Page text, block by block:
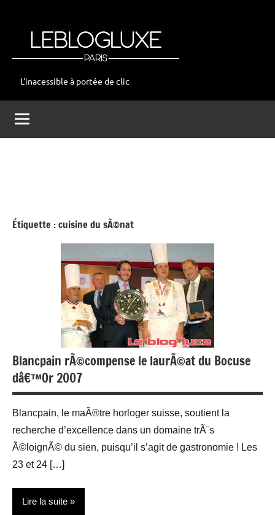
leblogluxe
L'inacessible à portée de clic
Étiquette :cuisine du sÃ©nat
Blancpain rÃ©compense le laurÃ©at du Bocuse
dâ€™Or 2007
Blancpain, le maÃ®tre horloger suisse, soutient la
recherche d’excellence dans un domaine trÃ¨s
Ã©loignÃ© du sien, puisqu’il s’agit de gastronomie ! Les
23 et 24 […]
Lire la suite